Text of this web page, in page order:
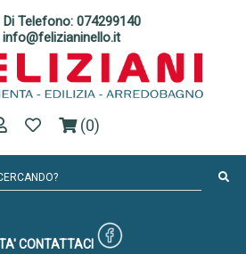
Telefono: 074299140
info@felizianinello.it
(0)
CONTATTACI